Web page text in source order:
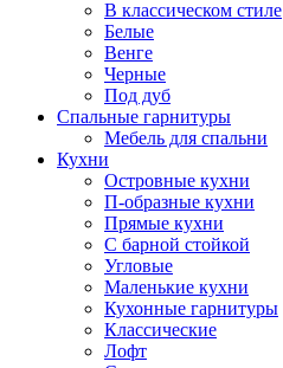
В классическом стиле
Белые
Венге
Черные
Под дуб
Спальные гарнитуры
Мебель для спальни
Кухни
Островные кухни
П-образные кухни
Прямые кухни
С барной стойкой
Угловые
Маленькие кухни
Кухонные гарнитуры
Классические
Лофт